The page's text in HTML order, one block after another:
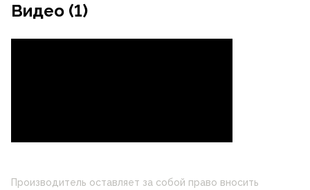
Видео (1)
Производитель оставляет за собой право вносить